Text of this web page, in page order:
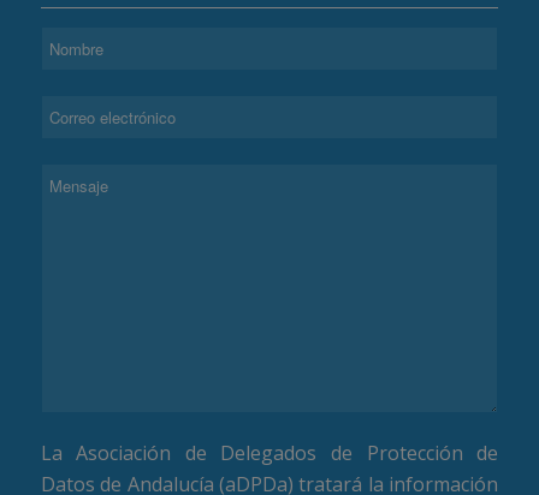
La Asociación de Delegados de Protección de
Datos de Andalucía (aDPDa) tratará la información